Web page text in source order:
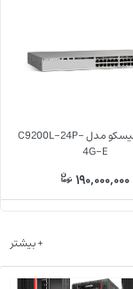
سوئیچ سیسکو مدل C9200L-24P-
4G-E
190,000,000
+ بیشتر